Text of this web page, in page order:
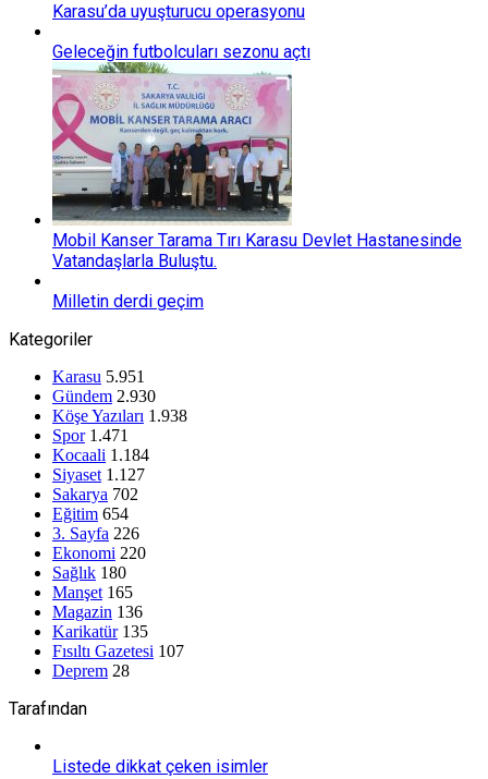
Karasu’da uyuşturucu operasyonu
Geleceğin futbolcuları sezonu açtı
Mobil Kanser Tarama Tırı Karasu Devlet Hastanesinde
Vatandaşlarla Buluştu.
Milletin derdi geçim
Kategoriler
Karasu 5.951
Gündem 2.930
Köşe Yazıları 1.938
Spor 1.471
Kocaali 1.184
Siyaset 1.127
Sakarya 702
Eğitim 654
3. Sayfa 226
Ekonomi 220
Sağlık 180
Manşet 165
Magazin 136
Karikatür 135
Fısıltı Gazetesi 107
Deprem 28
Tarafından
Listede dikkat çeken isimler